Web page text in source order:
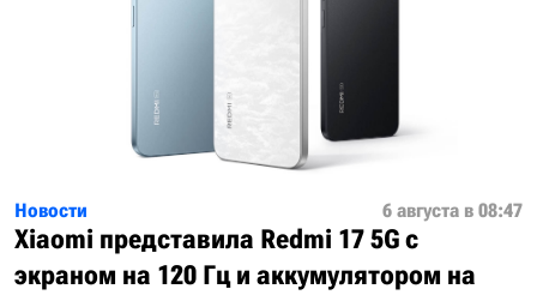
Новости 6 августа в 08:47
Xiaomi представила Redmi 17 5G с
экраном на 120 Гц и аккумулятором на